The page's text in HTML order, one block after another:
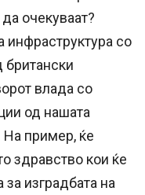
очекуваат?
инфраструктура со
британски
влада со
од нашата
На пример, ќе
здравство кои ќе
изградбата на